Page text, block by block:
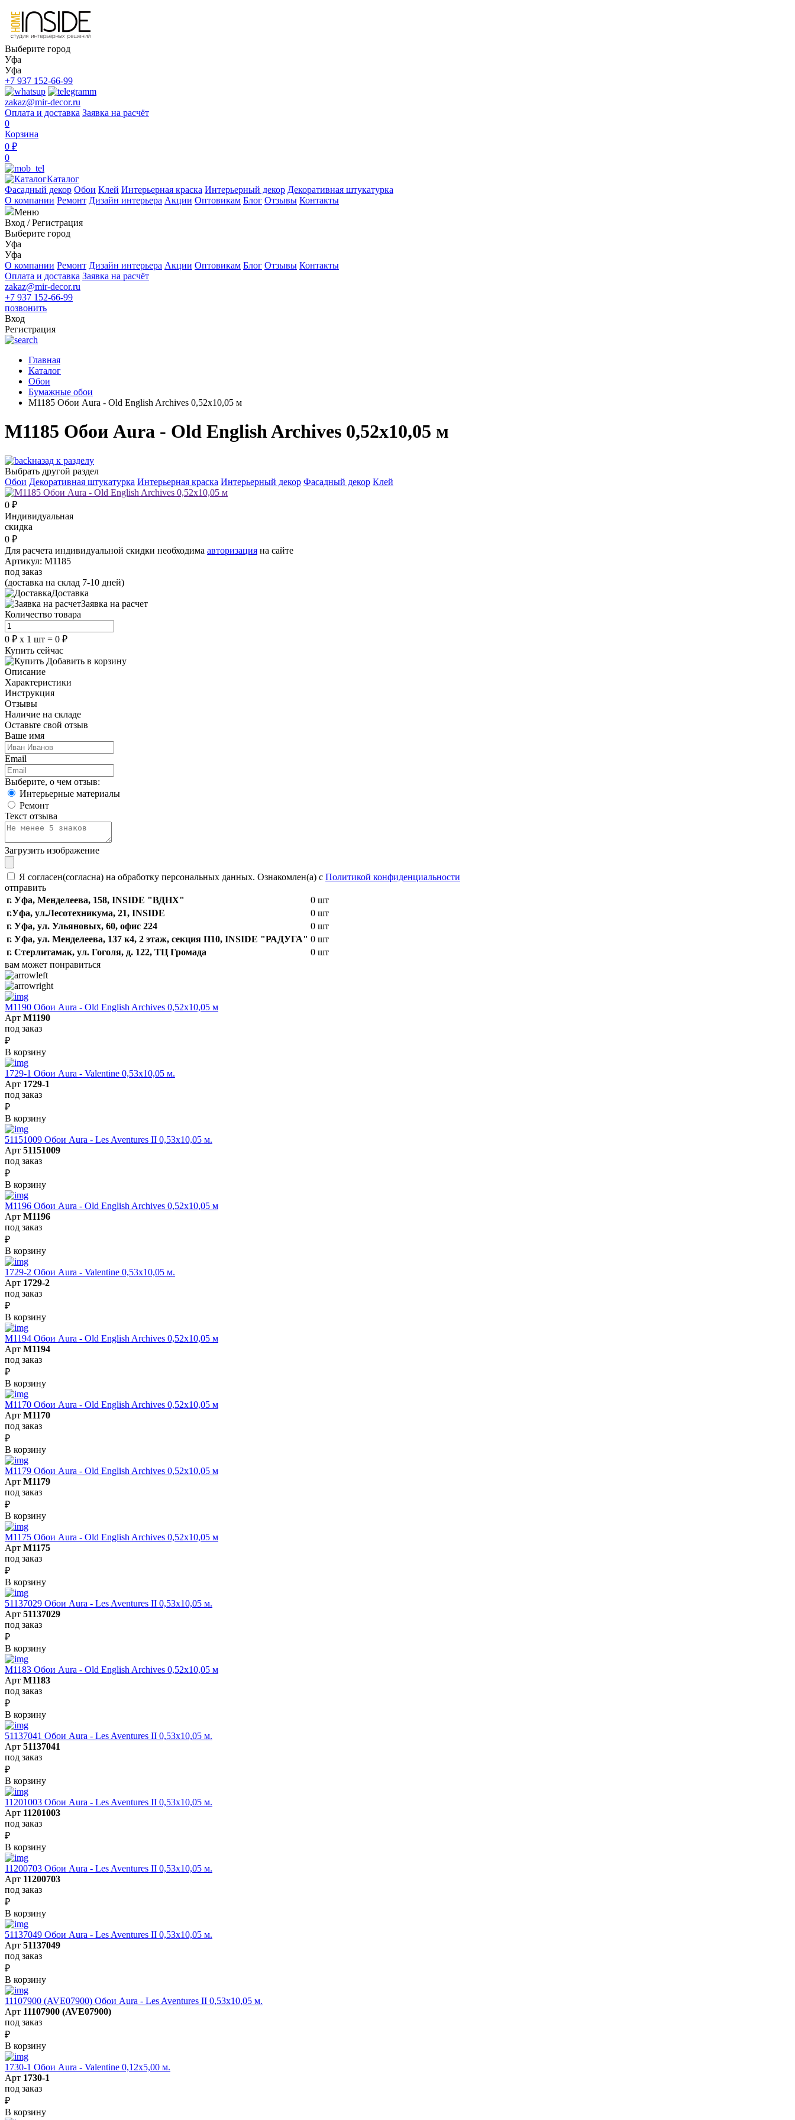
Выберите город
Уфа
Уфа
+7 937 152-66-99
zakaz@mir-decor.ru
Оплата и доставка Заявка на расчёт
0
Корзина
0 ₽
0
Каталог
Фасадный декор Обои Клей Интерьерная краска Интерьерный декор Декоративная штукатурка
О компании Ремонт Дизайн интерьера Акции Оптовикам Блог Отзывы Контакты
Меню
Вход /Регистрация
Выберите город
Уфа
Уфа
О компании Ремонт Дизайн интерьера Акции Оптовикам Блог Отзывы Контакты
Оплата и доставка Заявка на расчёт
zakaz@mir-decor.ru
+7 937 152-66-99
позвонить
Вход
Регистрация
Главная
Каталог
Обои
Бумажные обои
M1185 Обои Aura - Old English Archives 0,52x10,05 м
M1185 Обои Aura - Old English Archives 0,52x10,05 м
назад к разделу
Выбрать другой раздел
Обои Декоративная штукатурка Интерьерная краска Интерьерный декор Фасадный декор Клей
0 ₽
Индивидуальная
скидка
0 ₽
Для расчета индивидуальной скидки необходима авторизация на сайте
Артикул: M1185
под заказ
(доставка на склад 7-10 дней)
Доставка
Заявка на расчет
Количество товара
0 ₽ х 1 шт = 0 ₽
Купить сейчас
Добавить в корзину
Описание
Характеристики
Инструкция
Отзывы
Наличие на складе
Оставьте свой отзыв
Ваше имя
Email
Выберите, о чем отзыв:
Интерьерные материалы
Ремонт
Текст отзыва
Загрузить изображение
Я согласен(согласна) на обработку персональных данных. Ознакомлен(а) с Политикой конфиденциальности
отправить
г. Уфа, Менделеева, 158, INSIDE "ВДНХ"
0 шт
г.Уфа, ​ул.Лесотехникума, 21, INSIDE
0 шт
г. Уфа, ул. Ульяновых, 60, офис 224
0 шт
г. Уфа, ул. Менделеева, 137 к4, ​2 этаж, секция П10, INSIDE "РАДУГА" 0 шт
г. Стерлитамак, ул. Гоголя, д. 122, ТЦ Громада
0 шт
вам может понравиться
M1190 Обои Aura - Old English Archives 0,52x10,05 м
Арт M1190
под заказ
₽
В корзину
1729-1 Обои Aura - Valentine 0,53х10,05 м.
Арт 1729-1
под заказ
₽
В корзину
51151009 Обои Aura - Les Aventures II 0,53х10,05 м.
Арт 51151009
под заказ
₽
В корзину
M1196 Обои Aura - Old English Archives 0,52x10,05 м
Арт M1196
под заказ
₽
В корзину
1729-2 Обои Aura - Valentine 0,53х10,05 м.
Арт 1729-2
под заказ
₽
В корзину
M1194 Обои Aura - Old English Archives 0,52x10,05 м
Арт M1194
под заказ
₽
В корзину
M1170 Обои Aura - Old English Archives 0,52x10,05 м
Арт M1170
под заказ
₽
В корзину
M1179 Обои Aura - Old English Archives 0,52x10,05 м
Арт M1179
под заказ
₽
В корзину
M1175 Обои Aura - Old English Archives 0,52x10,05 м
Арт M1175
под заказ
₽
В корзину
51137029 Обои Aura - Les Aventures II 0,53х10,05 м.
Арт 51137029
под заказ
₽
В корзину
M1183 Обои Aura - Old English Archives 0,52x10,05 м
Арт M1183
под заказ
₽
В корзину
51137041 Обои Aura - Les Aventures II 0,53х10,05 м.
Арт 51137041
под заказ
₽
В корзину
11201003 Обои Aura - Les Aventures II 0,53х10,05 м.
Арт 11201003
под заказ
₽
В корзину
11200703 Обои Aura - Les Aventures II 0,53х10,05 м.
Арт 11200703
под заказ
₽
В корзину
51137049 Обои Aura - Les Aventures II 0,53х10,05 м.
Арт 51137049
под заказ
₽
В корзину
11107900 (AVE07900) Обои Aura - Les Aventures II 0,53х10,05 м.
Арт 11107900 (AVE07900)
под заказ
₽
В корзину
1730-1 Обои Aura - Valentine 0,12х5,00 м.
Арт 1730-1
под заказ
₽
В корзину